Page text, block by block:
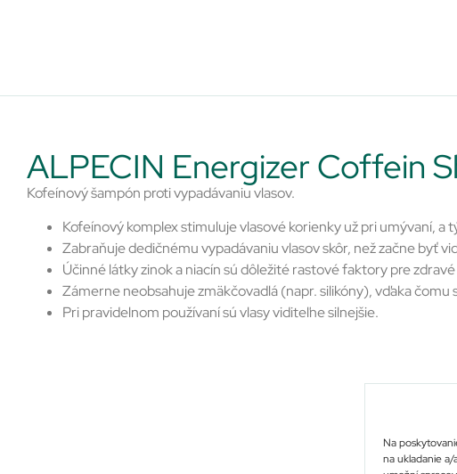
Na
na ukladanie
ALPECIN Energizer Coffein
Kofeínový šampón proti vypadávaniu vlasov.
Kofeínový komplex stimuluje vlasové korienky už pri umývaní, a
Zabraňuje dedičnému vypadávaniu vlasov skôr, než začne byť
Účinné látky zinok a niacín sú dôležité rastové faktory pre
Zámerne neobsahuje zmäkčovadlá (napr. silikóny), vďaka čomu
Pri pravidelnom používaní sú vlasy viditeľne silnejšie.